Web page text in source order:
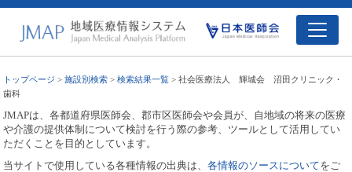
トップページ >施設別検索 >検索結果一覧 > 社会医療法人 輝城会 沼田クリニック・
歯科
JMAPは、各都道府県医師会、郡市区医師会や会員が、自地域の将来の医療
や介護の提供体制について検討を行う際の参考、ツールとして活用してい
ただくことを目的としています。
当サイトで使用している各種情報の出典は、各情報のソースについてをご